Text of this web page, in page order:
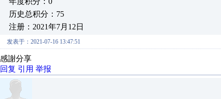
历史总积分：75
注册：2021年7月12日
发表于：2021-07-16 13:47:51
感謝分享
回复 引用 举报